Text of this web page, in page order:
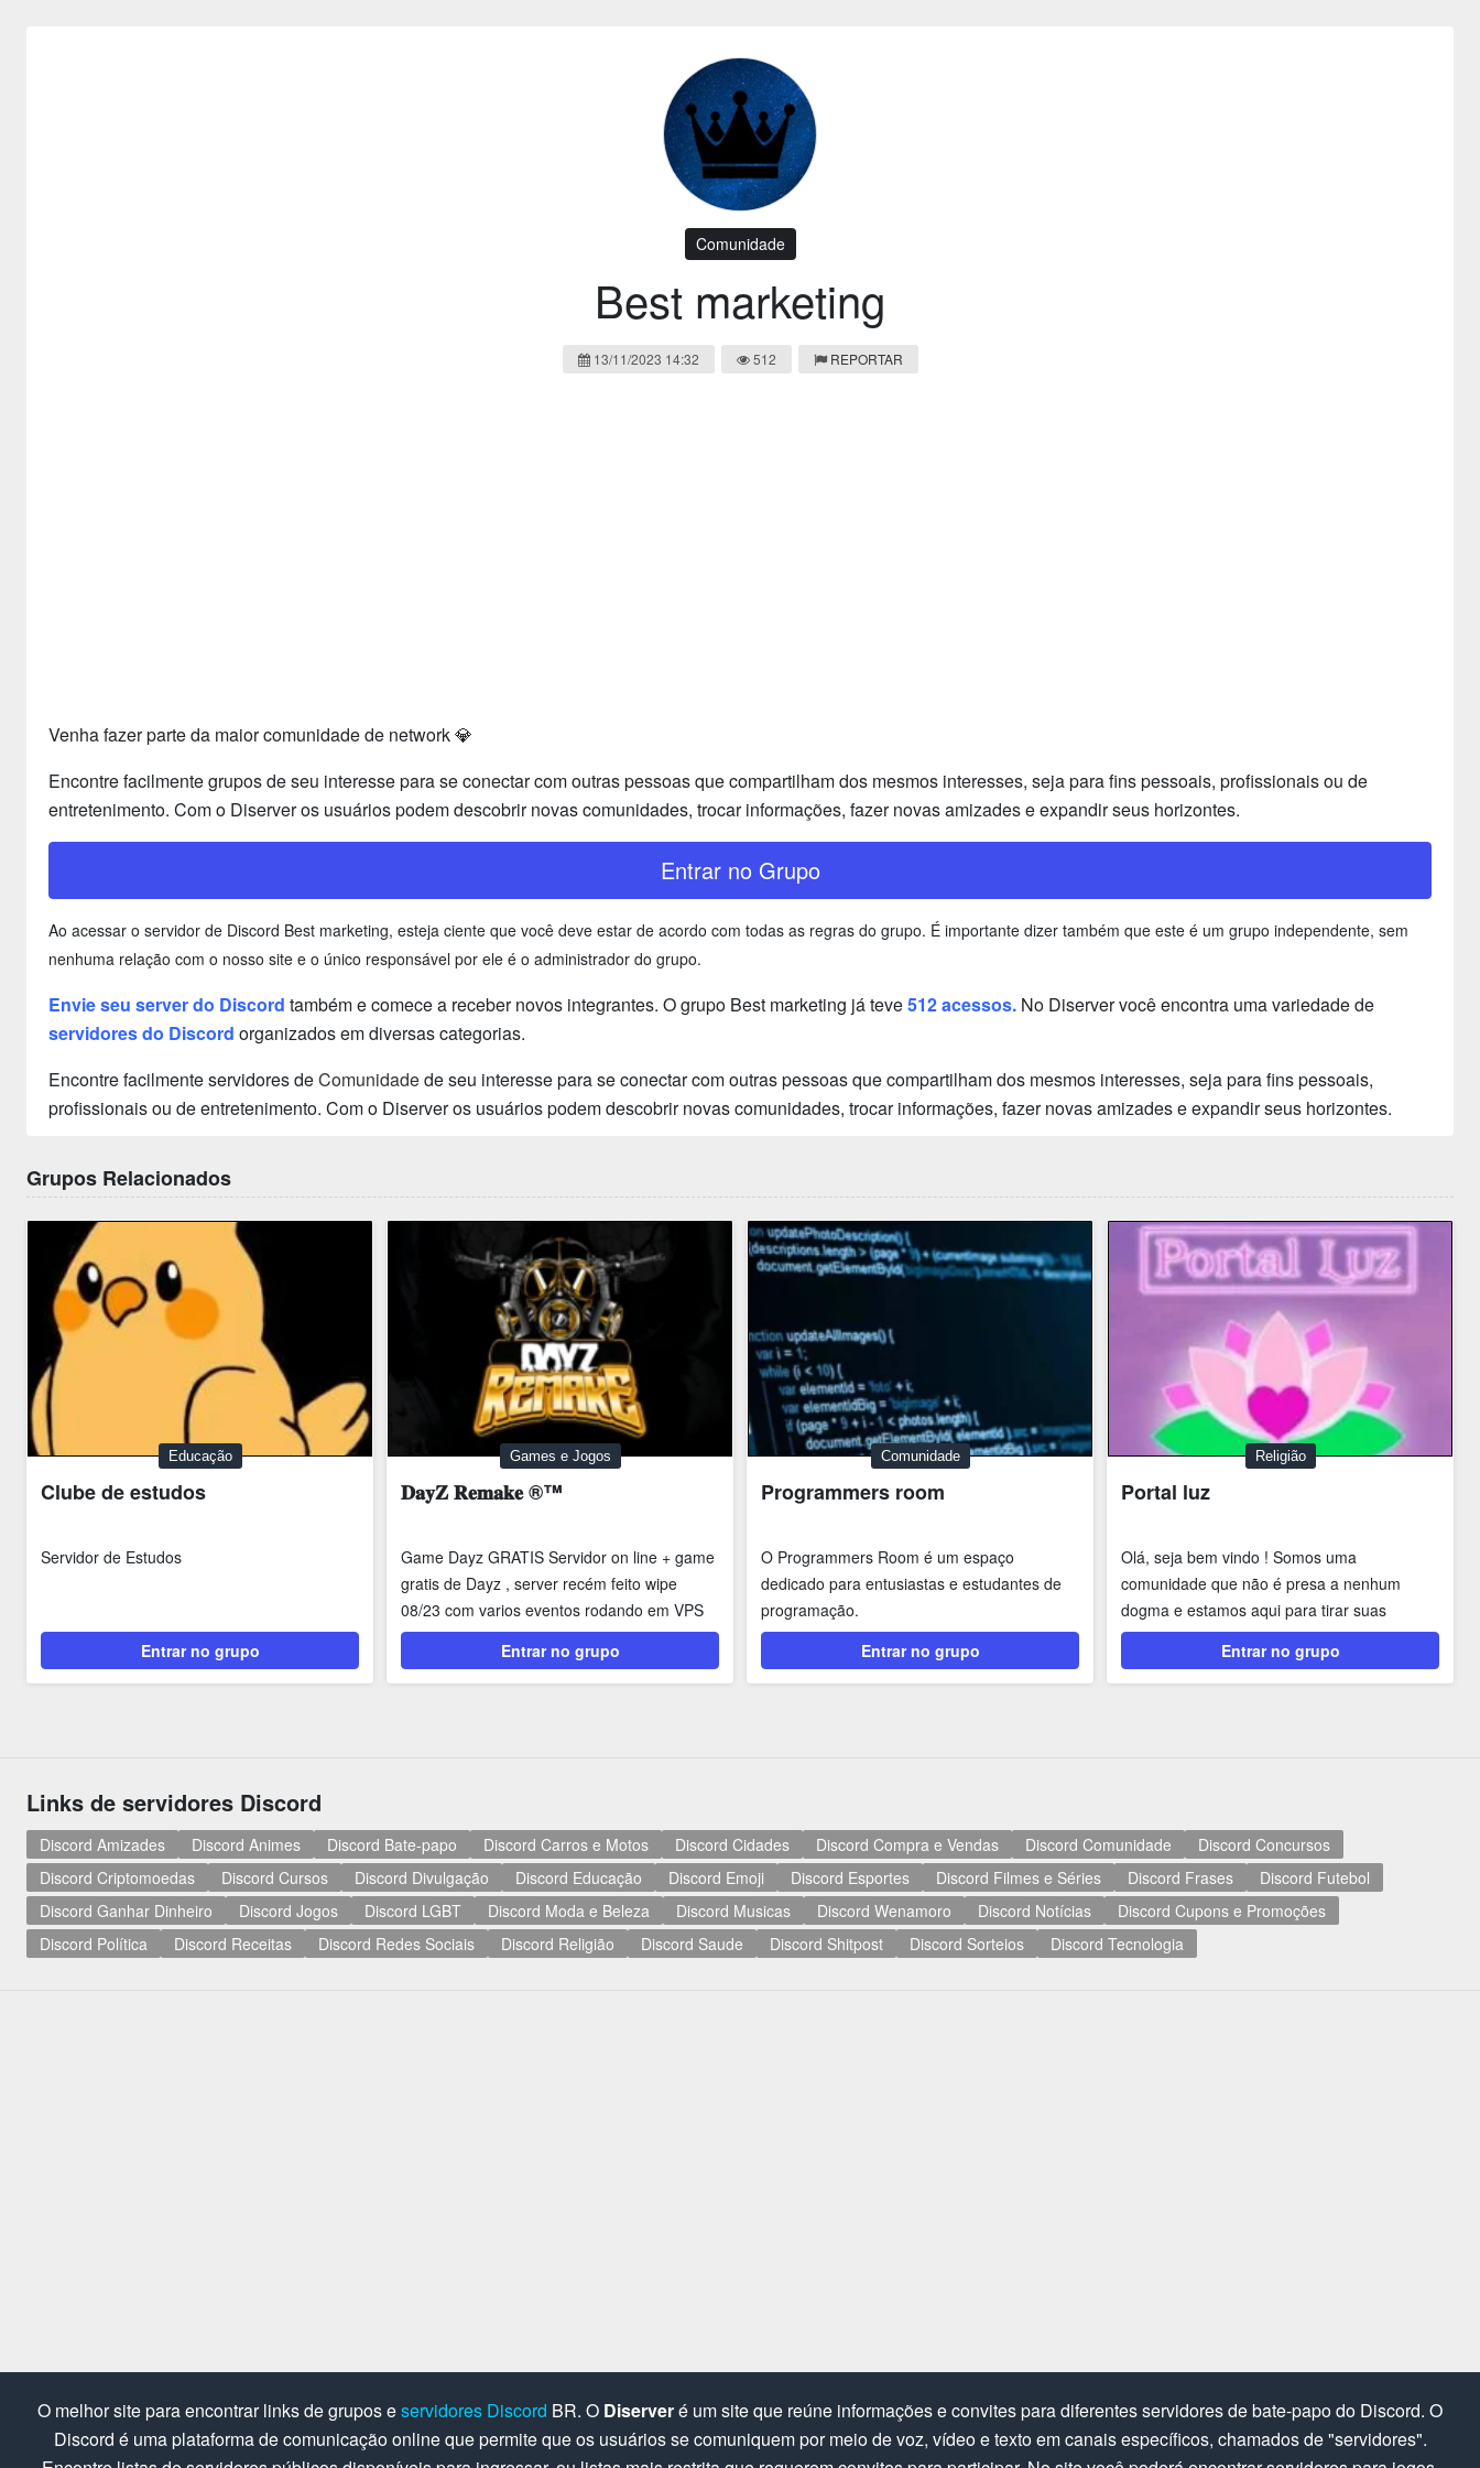
Comunidade
Best marketing
13/11/2023 14:32 512 REPORTAR
Venha fazer parte da maior comunidade de network 💎
Encontre facilmente grupos de seu interesse para se conectar com outras pessoas que compartilham dos mesmos interesses, seja para fins pessoais, profissionais ou de
entretenimento. Com o Diserver os usuários podem descobrir novas comunidades, trocar informações, fazer novas amizades e expandir seus horizontes.
Entrar no Grupo
Ao acessar o servidor de Discord Best marketing, esteja ciente que você deve estar de acordo com todas as regras do grupo. É importante dizer também que este é um grupo independente, sem
nenhuma relação com o nosso site e o único responsável por ele é o administrador do grupo.
Envie seu server do Discord também e comece a receber novos integrantes. O grupo Best marketing já teve512 acessos. No Diserver você encontra uma variedade de
servidores do Discord organizados em diversas categorias.
Encontre facilmente servidores deComunidadede seu interesse para se conectar com outras pessoas que compartilham dos mesmos interesses, seja para fins pessoais,
profissionais ou de entretenimento. Com o Diserver os usuários podem descobrir novas comunidades, trocar informações, fazer novas amizades e expandir seus horizontes.
Grupos Relacionados
Educação
Clube de estudos
Servidor de Estudos
Entrar no grupo
Games e Jogos
𝐃𝐚𝐲𝐙 𝐑𝐞𝐦𝐚𝐤𝐞 ®™
Game Dayz GRATIS Servidor on line + game
gratis de Dayz , server recém feito wipe
08/23 com varios eventos rodando em VPS
(on 24/7 sem...
Entrar no grupo
Comunidade
Programmers room
O Programmers Room é um espaço
dedicado para entusiastas e estudantes de
programação.
Entrar no grupo
Religião
Portal luz
Olá, seja bem vindo ! Somos uma
comunidade que não é presa a nenhum
dogma e estamos aqui para tirar suas
dúvidas sobre religiões e etc....
Entrar no grupo
Links de servidores Discord
Discord Amizades Discord Animes Discord Bate-papo Discord Carros e Motos Discord Cidades Discord Compra e Vendas Discord Comunidade
Discord Concursos
Discord Criptomoedas
Discord Cursos Discord Divulgação Discord Educação Discord Emoji Discord Esportes Discord Filmes e Séries Discord Frases
Discord Futebol
Discord Ganhar Dinheiro
Discord Jogos Discord LGBT Discord Moda e Beleza Discord Musicas Discord Wenamoro Discord Notícias
Discord Cupons e Promoções
Discord Política
Discord Receitas Discord Redes Sociais Discord Religião Discord Saude Discord Shitpost Discord Sorteios Discord Tecnologia
O melhor site para encontrar links de grupos eservidores Discord BR. O Diserveré um site que reúne informações e convites para diferentes servidores de bate-papo do Discord. O
Discord é uma plataforma de comunicação online que permite que os usuários se comuniquem por meio de voz, vídeo e texto em canais específicos, chamados de "servidores".